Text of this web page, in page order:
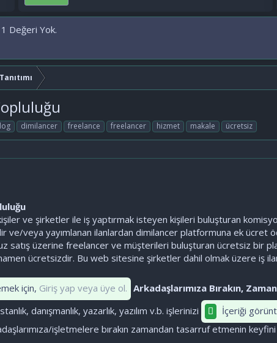
Değeri Yok.
dimilancer freelance freelancer hizmet makale ücretsiz
ve şirketler ile iş yaptırmak isteyen kişileri buluşturan
ve/veya yayımlanan ilanlardan dimilancer platformuna ek
satış üzerine freelancer ve müşterileri buluşturan ücretsiz bir
ücretsizdir. Bu web sitesine şirketler dahil olmak üzere iş
için, Giriş yap veya üye ol. Arkadaşlarımıza Bırakın,
danışmanlık, yazarlık, yazılım v.b. işlerinizi
İçeriği
işletmelere bırakın zamandan tasarruf etmenin keyfini